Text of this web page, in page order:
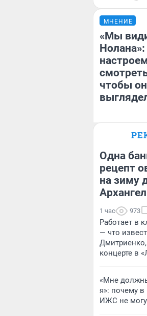
МНЕНИЕ
«Мы
чтобы
Одна
рецепт
на зиму
1 час 973
Работает в
— что
концерте в
«Мне
я»: почему
ИЖС не